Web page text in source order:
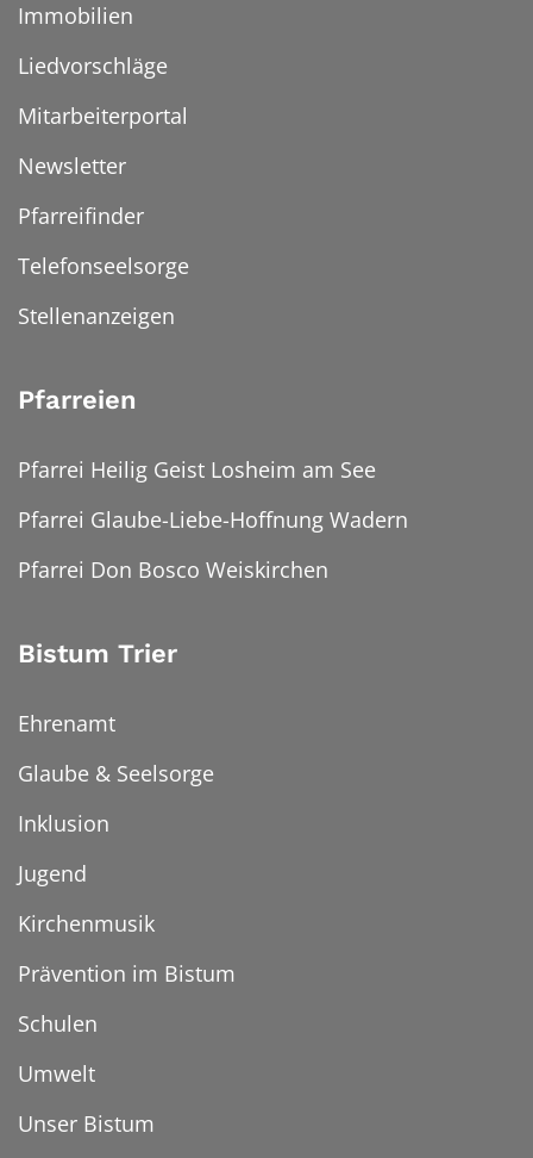
Immobilien
Liedvorschläge
Mitarbeiterportal
Newsletter
Pfarreifinder
Telefonseelsorge
Stellenanzeigen
Pfarreien
Pfarrei Heilig Geist Losheim am See
Pfarrei Glaube-Liebe-Hoffnung Wadern
Pfarrei Don Bosco Weiskirchen
Bistum Trier
Ehrenamt
Glaube & Seelsorge
Inklusion
Jugend
Kirchenmusik
Prävention im Bistum
Schulen
Umwelt
Unser Bistum